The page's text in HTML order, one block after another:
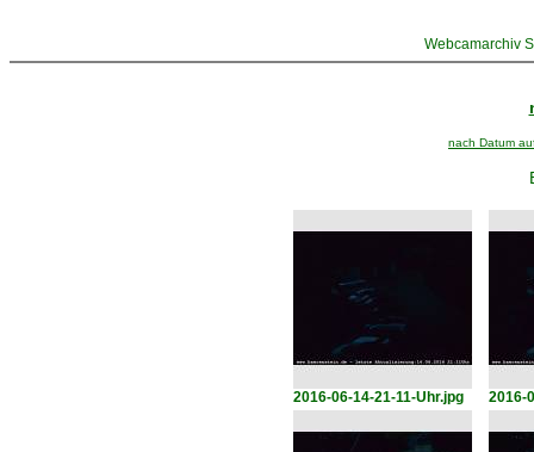
Webcamarchiv
nach Datum
2016-06-14-21-11-Uhr.jpg 2016-